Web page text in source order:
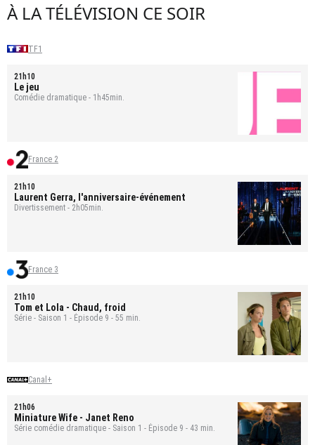
À LA TÉLÉVISION CE SOIR
TF1
21h10
Le jeu
Comédie dramatique - 1h45min.
France 2
21h10
Laurent Gerra, l'anniversaire-événement
Divertissement - 2h05min.
France 3
21h10
Tom et Lola - Chaud, froid
Série - Saison 1 - Épisode 9 - 55 min.
Canal+
21h06
Miniature Wife - Janet Reno
Série comédie dramatique - Saison 1 - Épisode 9 - 43 min.